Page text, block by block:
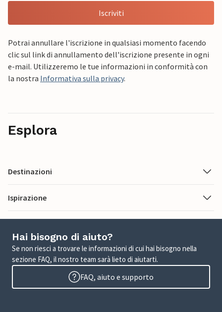
Iscriviti
Potrai annullare l'iscrizione in qualsiasi momento facendo
clic sul link di annullamento dell'iscrizione presente in ogni
e-mail. Utilizzeremo le tue informazioni in conformità con
la nostra Informativa sulla privacy.
Esplora
Destinazioni
Ispirazione
Hai bisogno di aiuto?
Se non riesci a trovare le informazioni di cui hai bisogno nella
sezione FAQ, il nostro team sarà lieto di aiutarti.
FAQ, aiuto e supporto